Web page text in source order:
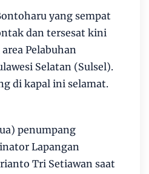
yang sempat
dan tersesat kini
Pelabuhan
Selatan (Sulsel).
di kapal ini selamat.
penumpang
Lapangan
Tri Setiawan saat